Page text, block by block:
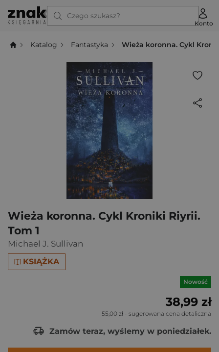
Czego szukasz?
Konto
Katalog Fantastyka Wieża koronna. Cykl
Wieża koronna. Cykl Kroniki Riyrii.
Tom 1
Michael J. Sullivan
KSIĄŻKA
Nowość
38,99 zł
55,00 zł - sugerowana cena detaliczna
Zamów teraz, wyślemy w poniedziałek.